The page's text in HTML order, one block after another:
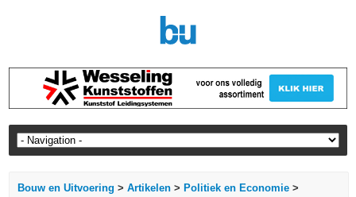
Bouw en Uitvoering >Artikelen > Politiek en Economie >